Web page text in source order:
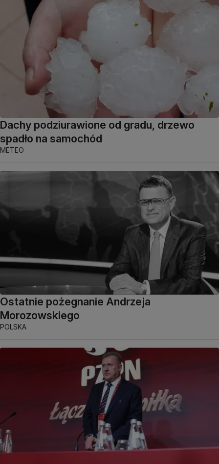
Dachy podziurawione od gradu, drzewo
spadło na samochód
METEO
Ostatnie pożegnanie Andrzeja
Morozowskiego
POLSKA